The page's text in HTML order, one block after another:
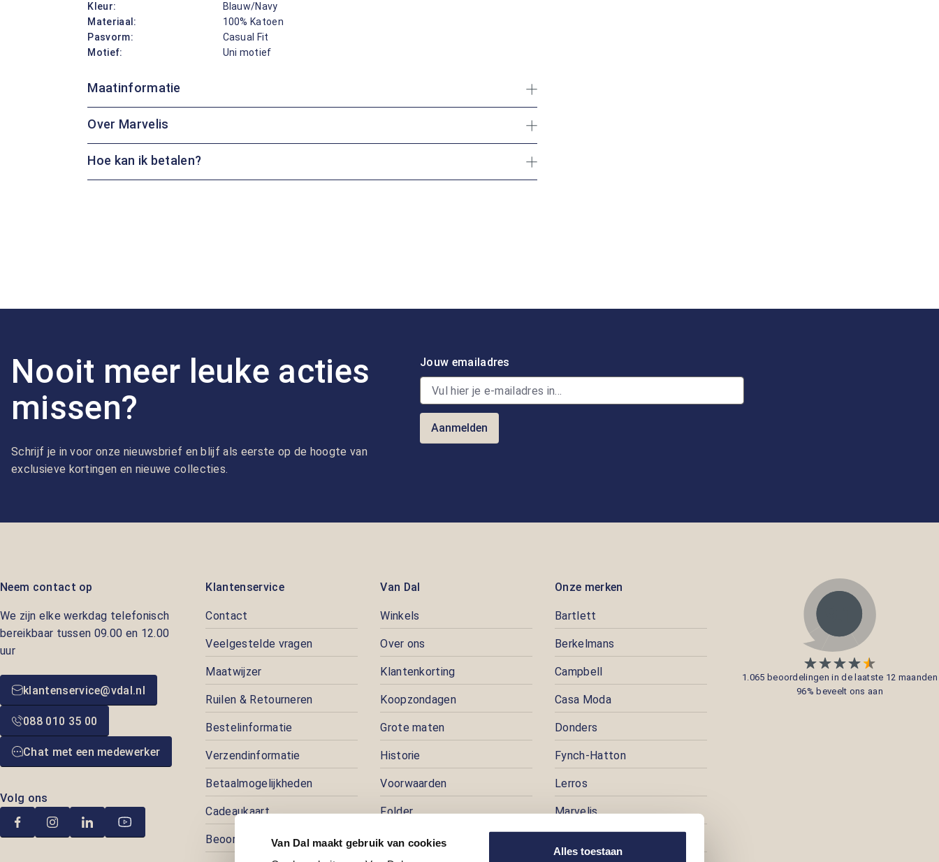
Van Dal maakt gebruik van cookies
Alles toestaan
Kleur:
Blauw/Navy
Materiaal:
100% Katoen
Pasvorm:
Casual Fit
Motief:
Uni motief
Maatinformatie
Over Marvelis
Hoe kan ik betalen?
Nooit meer leuke acties
missen?
Schrijf je in voor onze nieuwsbrief en blijf als eerste op de hoogte van
exclusieve kortingen en nieuwe collecties.
Jouw emailadres
Aanmelden
Neem contact op
We zijn elke werkdag telefonisch
bereikbaar tussen 09.00 en 12.00
uur
klantenservice@vdal.nl
088 010 35 00
Chat met een medewerker
Volg ons
Klantenservice
Contact
Veelgestelde vragen
Maatwijzer
Ruilen & Retourneren
Bestelinformatie
Verzendinformatie
Betaalmogelijkheden
Cadeaukaart
Beoordelingen
Van Dal
Winkels
Over ons
Klantenkorting
Koopzondagen
Grote maten
Historie
Voorwaarden
Folder
Pers
Onze merken
Bartlett
Berkelmans
Campbell
Casa Moda
Donders
Fynch-Hatton
Lerros
Marvelis
1.065 beoordelingen in de laatste 12 maanden
96% beveelt ons aan